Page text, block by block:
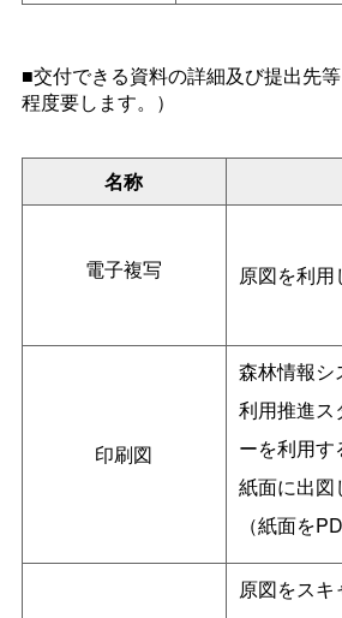
■交付できる資料の詳細及び提出先
程度要します。）
名称
電子複写 原図を利用
印刷図
森林情報シ
利用推進ス
ーを利用す
紙面に出図
（紙面を
原図をスキ